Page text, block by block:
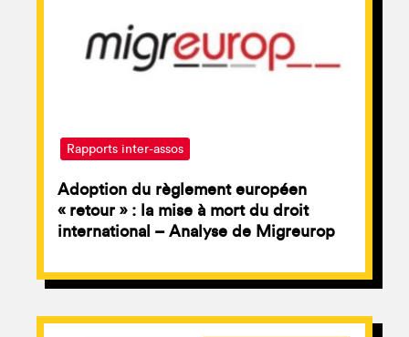
Rapports inter-assos
Adoption du règlement européen
« retour » : la mise à mort du droit
international – Analyse de Migreurop